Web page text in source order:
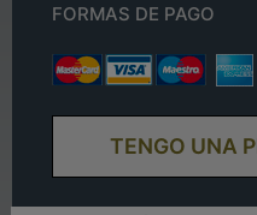
FORMAS DE PAGO
TENGO UNA